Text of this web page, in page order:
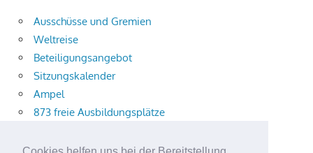
Ausschüsse und Gremien
Weltreise
Beteiligungsangebot
Sitzungskalender
Ampel
873 freie Ausbildungsplätze
Aktuelle Verkehrsmeldungen